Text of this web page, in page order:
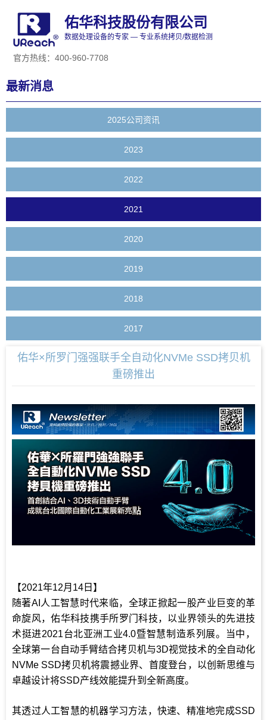
佑华科技股份有限公司
数据处理设备的专家 — 专业系统拷贝/数据检测
官方热线：400-960-7708
最新消息
2025公司资讯
2023
2022
2021
2020
2019
2018
2017
佑华×所罗门强强联手全自动化NVMe SSD拷贝机
重磅推出
【2021年12月14日】
随著AI人工智慧时代来临，全球正掀起一股产业巨变的革
命旋风，佑华科技携手所罗门科技，以业界领头的先进技
术挺进2021台北亚洲工业4.0暨智慧制造系列展。当中，
全球第一台自动手臂结合拷贝机与3D视觉技术的全自动化
NVMe SSD拷贝机将震撼业界、首度登台，以创新思维与
卓越设计将SSD产线效能提升到全新高度。
其透过人工智慧的机器学习方法，快速、精准地完成SSD